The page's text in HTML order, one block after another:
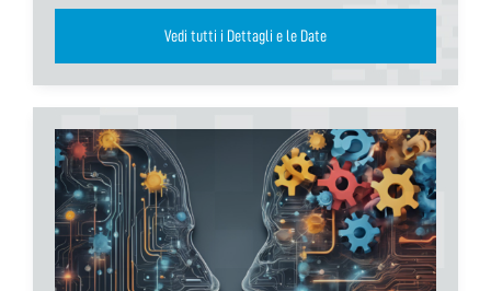
Vedi tutti i Dettagli e le Date